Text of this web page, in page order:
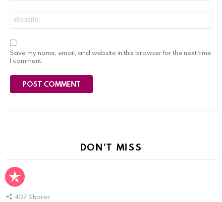
Website
Save my name, email, and website in this browser for the next time
I comment.
DON'T MISS
407 Shares